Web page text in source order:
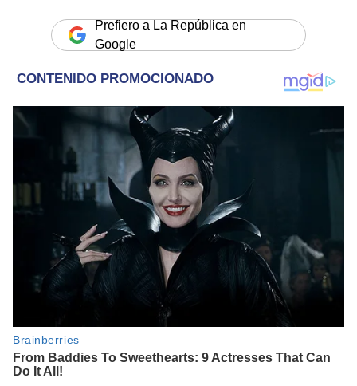
Prefiero a La República en
Google